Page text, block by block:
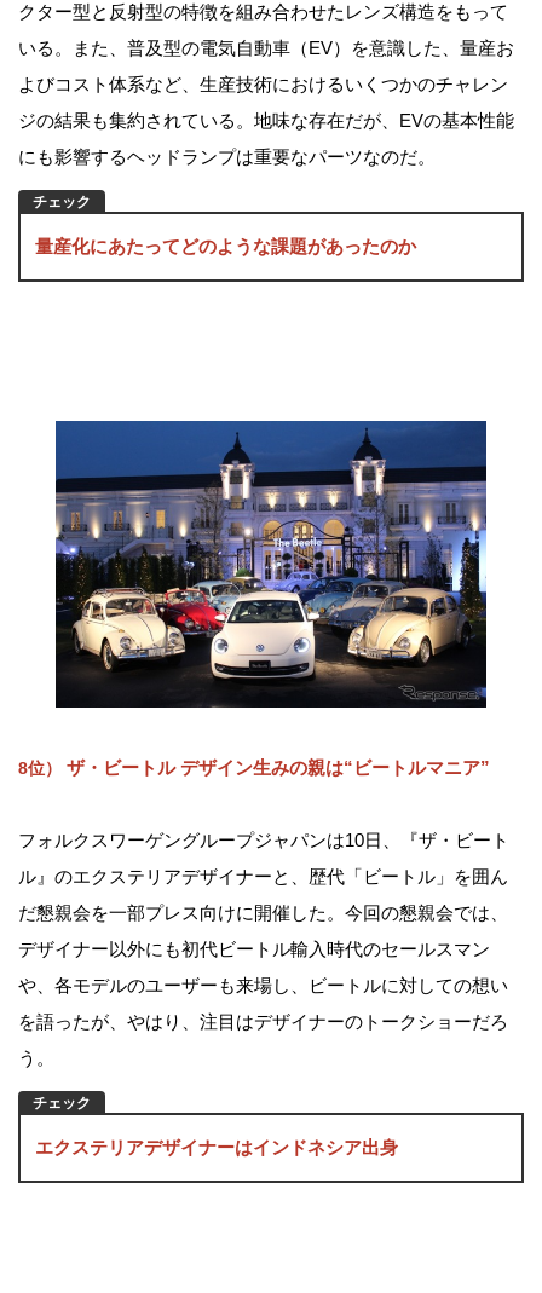
クター型と反射型の特徴を組み合わせたレンズ構造をもって
いる。また、普及型の電気自動車（EV）を意識した、量産お
よびコスト体系など、生産技術におけるいくつかのチャレン
ジの結果も集約されている。地味な存在だが、EVの基本性能
にも影響するヘッドランプは重要なパーツなのだ。
量産化にあたってどのような課題があったのか
8位） ザ・ビートル デザイン生みの親は“ビートルマニア”
フォルクスワーゲングループジャパンは10日、『ザ・ビート
ル』のエクステリアデザイナーと、歴代「ビートル」を囲ん
だ懇親会を一部プレス向けに開催した。今回の懇親会では、
デザイナー以外にも初代ビートル輸入時代のセールスマン
や、各モデルのユーザーも来場し、ビートルに対しての想い
を語ったが、やはり、注目はデザイナーのトークショーだろ
う。
エクステリアデザイナーはインドネシア出身